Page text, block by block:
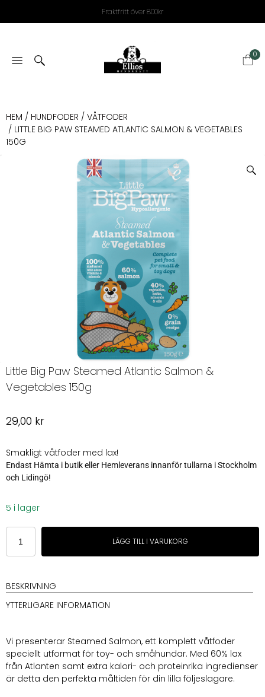
Fraktfritt över 800kr
0
HEM / HUNDFODER / VÅTFODER
/ LITTLE BIG PAW STEAMED ATLANTIC SALMON & VEGETABLES
150G
Little Big Paw Steamed Atlantic Salmon &
Vegetables 150g
29,00 kr
Smakligt våtfoder med lax!
Endast Hämta i butik eller Hemleverans innanför tullarna i Stockholm
och Lidingö!
5 i lager
Little
Paw
Atlantic
Salmon
&
mängd
LÄGG TILL I VARUKORG
BESKRIVNING
YTTERLIGARE INFORMATION
Vi presenterar Steamed Salmon, ett komplett våtfoder
speciellt utformat för toy- och småhundar. Med 60% lax
från Atlanten samt extra kalori- och proteinrika ingredienser
är detta den perfekta måltiden för din lilla följeslagare.